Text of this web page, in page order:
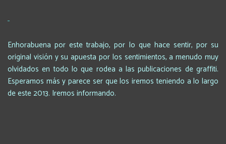
Enhorabuena por este trabajo, por lo que hace sentir, por su
original visión y su apuesta por los sentimientos, a menudo muy
olvidados en todo lo que rodea a las publicaciones de graffiti.
Esperamos más y parece ser que los iremos teniendo a lo largo
de este 2013. Iremos informando.